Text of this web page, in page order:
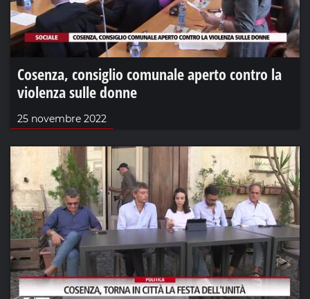
Cosenza, consiglio comunale aperto contro la
violenza sulle donne
25 novembre 2022